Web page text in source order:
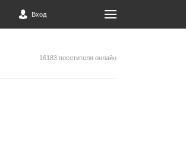
Вход
16183 посетителя онлайн